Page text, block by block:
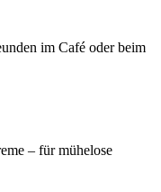
im Café oder beim
– für mühelose